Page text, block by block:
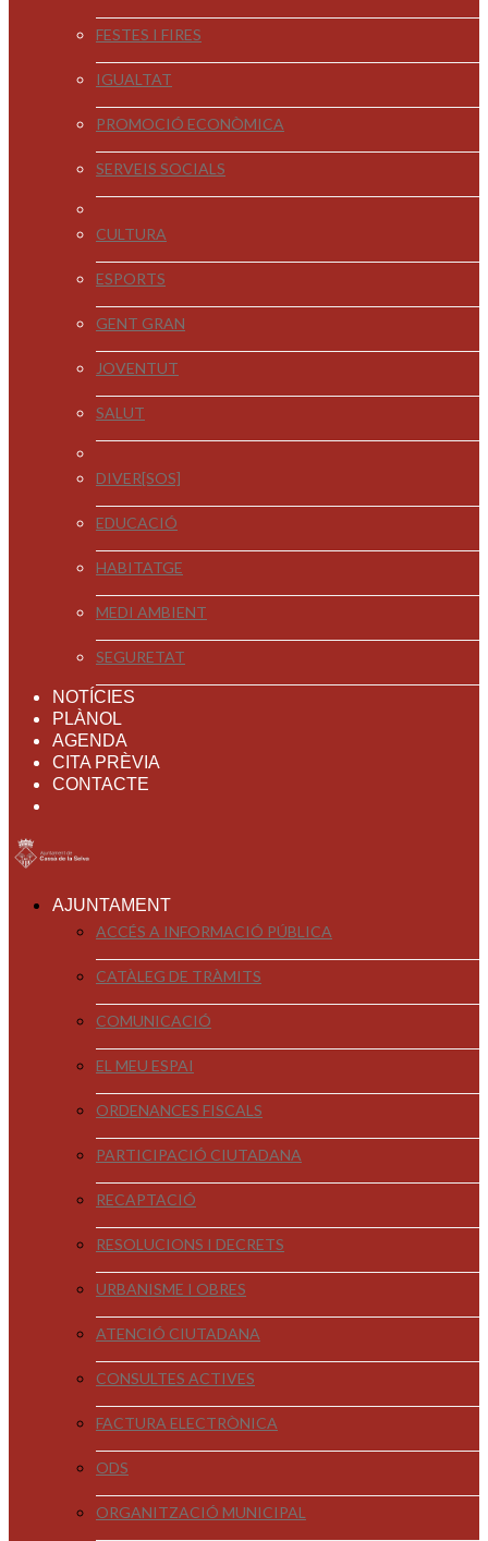
FESTES I FIRES
IGUALTAT
PROMOCIÓ ECONÒMICA
SERVEIS SOCIALS
CULTURA
ESPORTS
GENT GRAN
JOVENTUT
SALUT
DIVER[SOS]
EDUCACIÓ
HABITATGE
MEDI AMBIENT
SEGURETAT
NOTÍCIES
PLÀNOL
AGENDA
CITA PRÈVIA
CONTACTE
AJUNTAMENT
ACCÉS A INFORMACIÓ PÚBLICA
CATÀLEG DE TRÀMITS
COMUNICACIÓ
EL MEU ESPAI
ORDENANCES FISCALS
PARTICIPACIÓ CIUTADANA
RECAPTACIÓ
RESOLUCIONS I DECRETS
URBANISME I OBRES
ATENCIÓ CIUTADANA
CONSULTES ACTIVES
FACTURA ELECTRÒNICA
ODS
ORGANITZACIÓ MUNICIPAL